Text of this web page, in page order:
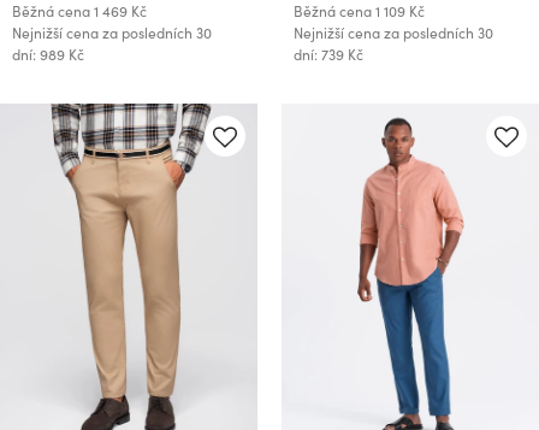
Běžná cena1 469 Kč
Nejnižší cena za posledních 30
dní: 989 Kč
Běžná cena1 109 Kč
Nejnižší cena za posledních 30
dní: 739 Kč